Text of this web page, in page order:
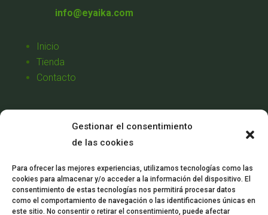
Gestionar el consentimiento
de las cookies
Para ofrecer las mejores experiencias, utilizamos tecnologías como las
cookies para almacenar y/o acceder a la información del dispositivo. El
consentimiento de estas tecnologías nos permitirá procesar datos
como el comportamiento de navegación o las identificaciones únicas en
este sitio. No consentir o retirar el consentimiento, puede afectar
info@eyaika.com
Inicio
Tienda
Contacto
Aviso Legal
Política de Privacidad
Condiciones de Venta
Mi Cuenta